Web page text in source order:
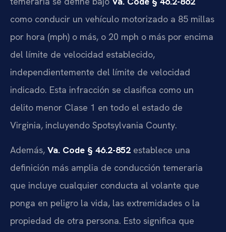
como conducir un vehículo motorizado a 85 millas
por hora (mph) o más, o 20 mph o más por encima
del límite de velocidad establecido,
independientemente del límite de velocidad
indicado. Esta infracción se clasifica como un
delito menor Clase 1 en todo el estado de
Virginia, incluyendo Spotsylvania County.
Además, Va. Code § 46.2-852 establece una
definición más amplia de conducción temeraria
que incluye cualquier conducta al volante que
ponga en peligro la vida, las extremidades o la
propiedad de otra persona. Esto significa que